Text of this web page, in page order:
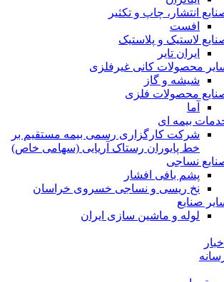
انتشار، چاپ و تکثير
افست
لاستیک و پلاستیک
ایران تایر
محصولات كانی غيرفلزی
شیشه و گاز
محصولات فلزی
آما
بیمه ای
شرکت کارگزاری رسمی بیمه مستقیم بر
خط پایوران رستاک آریایی (سهامی خاص)
نساجی
پشم بافی افشار
نخ ریسی و نساجی خسروی خراسان
صنایع
لوله و ماشین سازی ایران